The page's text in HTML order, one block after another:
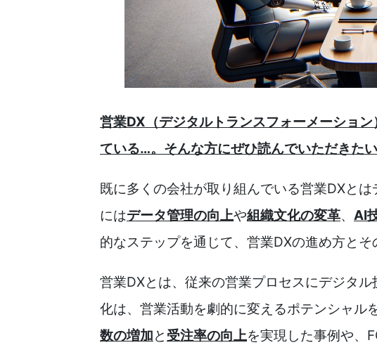
営業DX（デジタルトランスフォーメーショ
ている…。そんな方にぜひ読んでいただきた
既に多くの会社が取り組んでいる営業DXと
にはデータ管理の向上や組織文化の変革、 AI
的なステップを通じて、営業DXの進め方とそ
営業DXとは、従来の営業プロセスにデジタ
化は、営業活動を劇的に変えるポテンシャル
数の増加と 受注率の向上を実現した事例や、